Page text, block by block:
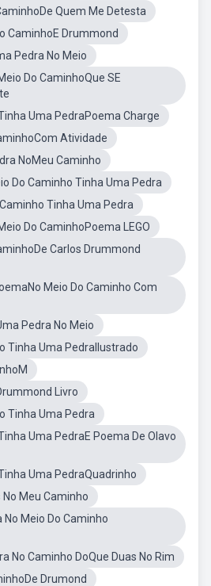
Quem Me Detesta
CaminhoE Drummond
Pedra No Meio
Do CaminhoQue SE
Uma PedraPoema Charge
Atividade
NoMeu Caminho
Do Caminho Tinha Uma Pedra
Tinha Uma Pedra
Do CaminhoPoema LEGO
Carlos Drummond
Meio Do Caminho Com
Pedra No Meio
Tinha Uma PedraIlustrado
Livro
Tinha Uma Pedra
Uma PedraE Poema De Olavo
Uma PedraQuadrinho
Meu Caminho
Meio Do Caminho
No Caminho DoQue Duas No Rim
Drumond